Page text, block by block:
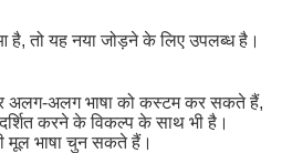
है, तो यह नया जोड़ने के लिए उपलब्ध है।
अलग-अलग भाषा को कस्टम कर सकते हैं,
करने के विकल्प के साथ भी है।
मूल भाषा चुन सकते हैं।